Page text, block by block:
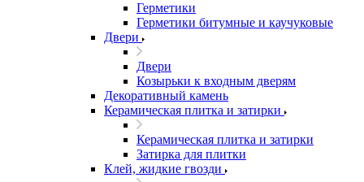
Герметики
Герметики битумные и каучуковые
Двери
Двери
Козырьки к входным дверям
Декоративный камень
Керамическая плитка и затирки
Керамическая плитка и затирки
Затирка для плитки
Клей, жидкие гвозди